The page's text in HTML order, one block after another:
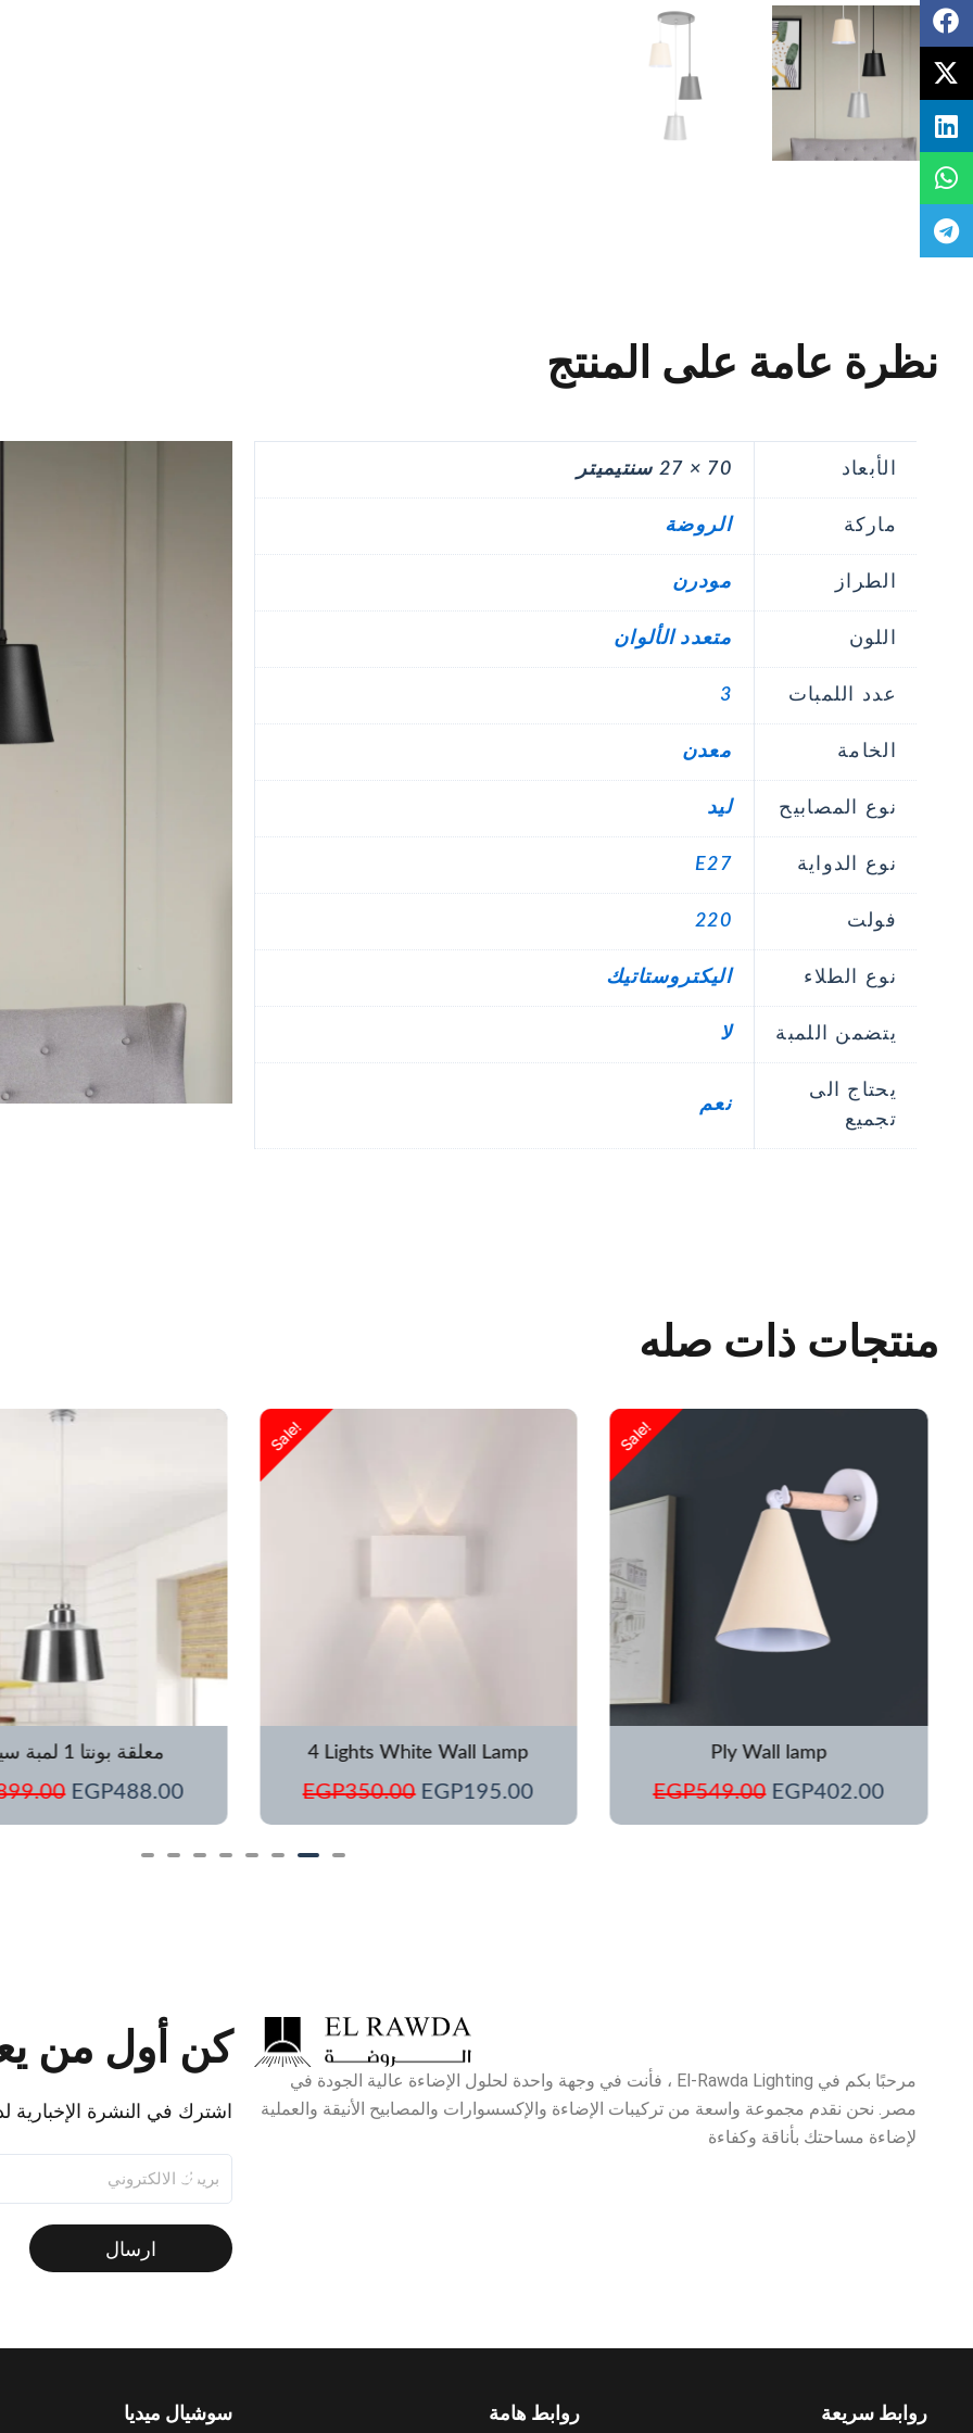
نظرة عامة على المنتج
الأبعاد 70 × 27 سنتيميتر
ماركة الروضة
الطراز مودرن
اللون متعدد الألوان
عدد اللمبات 3
الخامة معدن
نوع المصابيح ليد
نوع الدواية E27
فولت 220
نوع الطلاء اليكتروستاتيك
يتضمن اللمبة لا
يحتاج الى
تجميع
نعم
منتجات ذات صله
Sale!
Ply Wall lamp
EGP549.00
السعر
EGP549.00.
EGP402.00
السعر
Sale!
4 Lights White Wall Lamp
EGP350.00
السعر
EGP195.00
السعر
EGP195.00.
معلقة بونتا 1 لمبة سيلفر
السعر
EGP488.00
السعر
مرحبًا بكم في El-Rawda Lighting ، فأنت في وجهة واحدة لحلول الإضاءة عالية الجودة في
مصر. نحن نقدم مجموعة واسعة من تركيبات الإضاءة والإكسسوارات والمصابيح الأنيقة والعملية
لإضاءة مساحتك بأناقة وكفاءة
كن أول من
اشترك في النشرة الإخبارية
ارسال
روابط سريعة روابط هامة سوشيال ميديا